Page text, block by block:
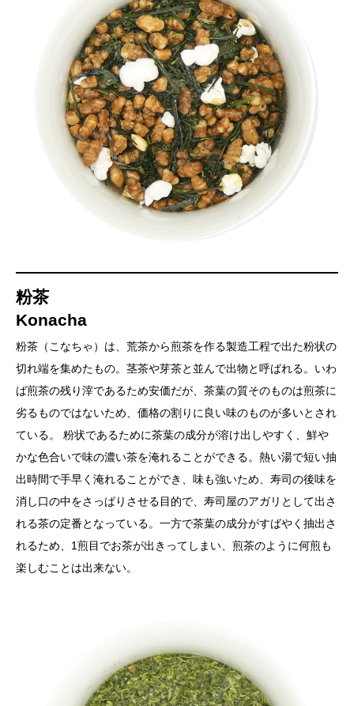
粉茶
Konacha
粉茶（こなちゃ）は、荒茶から煎茶を作る製造工程で出た粉状の
切れ端を集めたもの。茎茶や芽茶と並んで出物と呼ばれる。いわ
ば煎茶の残り滓であるため安価だが、茶葉の質そのものは煎茶に
劣るものではないため、価格の割りに良い味のものが多いとされ
ている。 粉状であるために茶葉の成分が溶け出しやすく、鮮や
かな色合いで味の濃い茶を淹れることができる。熱い湯で短い抽
出時間で手早く淹れることができ、味も強いため、寿司の後味を
消し口の中をさっぱりさせる目的で、寿司屋のアガリとして出さ
れる茶の定番となっている。一方で茶葉の成分がすばやく抽出さ
れるため、1煎目でお茶が出きってしまい、煎茶のように何煎も
楽しむことは出来ない。